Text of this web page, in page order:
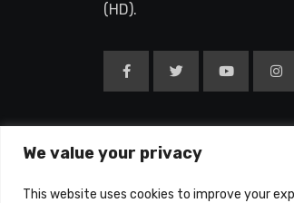
We value your privacy
This website uses cookies to improve your
(HD).